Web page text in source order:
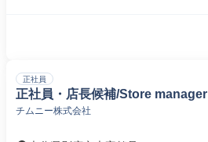
正社員
正社員・店長候補/Store
チムニー株式会社